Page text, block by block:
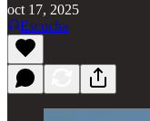
oct 17, 2025
Escucha